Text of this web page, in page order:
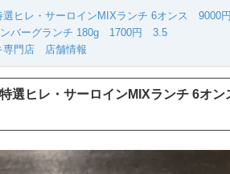
選ヒレ・サーロインMIXランチ 6オンス 9000
ンバーグランチ 180g 1700円 3.5
専門店 店舗情報
選ヒレ・サーロインMIXランチ 6オ